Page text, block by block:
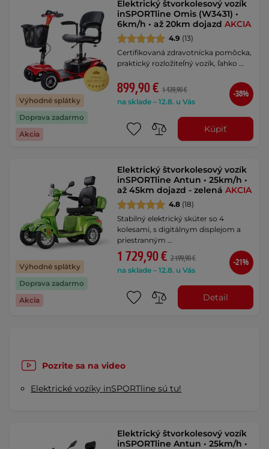
Výhodné splátky
Doprava zadarmo
Akcia
Elektrický štvorkolesový vozík
inSPORTline Omis (W3431) •
6km/h • až 20km dojazdAKCIA
4.9 (13)
Certifikovaná zdravotnícka pomôcka,
praktický rozložiteľný vozík, ľahko …
899,90 € 1 439,90 €
na sklade – 12.8. u Vás
-38%
Kúpiť
Výhodné splátky
Doprava zadarmo
Akcia
Elektrický štvorkolesový vozík
inSPORTline Antun • 25km/h •
až 45km dojazd - zelenáAKCIA
4.8 (18)
Stabilný elektrický skúter so 4
kolesami, s digitálnym displejom a
priestranným …
1 729,90 € 2 199,90 €
na sklade – 12.8. u Vás
-21%
Detail
Pozrite sa na video
Elektrické vozíky inSPORTline sú tu!
Elektrický štvorkolesový vozík
inSPORTline Antun • 25km/h •